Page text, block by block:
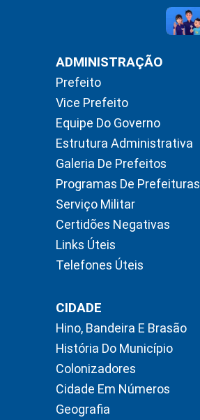
ADMINISTRAÇÃO
Prefeito
Vice Prefeito
Equipe Do Governo
Estrutura Administrativa
Galeria De Prefeitos
Programas De Prefeituras
Serviço Militar
Certidões Negativas
Links Úteis
Telefones Úteis
CIDADE
Hino, Bandeira E Brasão
História Do Município
Colonizadores
Cidade Em Números
Geografia